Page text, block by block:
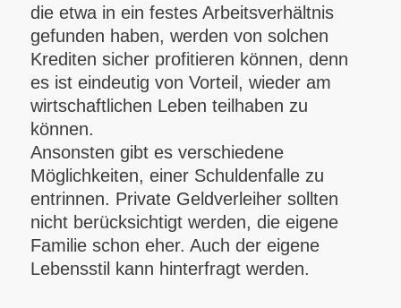
die etwa in ein festes Arbeitsverhältnis
gefunden haben, werden von solchen
Krediten sicher profitieren können, denn
es ist eindeutig von Vorteil, wieder am
wirtschaftlichen Leben teilhaben zu
können.
Ansonsten gibt es verschiedene
Möglichkeiten, einer Schuldenfalle zu
entrinnen. Private Geldverleiher sollten
nicht berücksichtigt werden, die eigene
Familie schon eher. Auch der eigene
Lebensstil kann hinterfragt werden.